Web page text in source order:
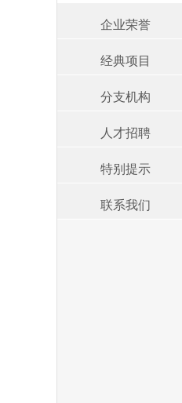
企业荣誉
经典项目
分支机构
人才招聘
特别提示
联系我们